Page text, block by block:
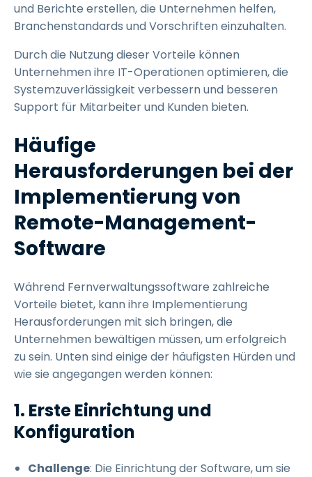
und Berichte erstellen, die Unternehmen helfen,
Branchenstandards und Vorschriften einzuhalten.
Durch die Nutzung dieser Vorteile können
Unternehmen ihre IT-Operationen optimieren, die
Systemzuverlässigkeit verbessern und besseren
Support für Mitarbeiter und Kunden bieten.
Häufige
Herausforderungen bei der
Implementierung von
Remote-Management-
Software
Während Fernverwaltungssoftware zahlreiche
Vorteile bietet, kann ihre Implementierung
Herausforderungen mit sich bringen, die
Unternehmen bewältigen müssen, um erfolgreich
zu sein. Unten sind einige der häufigsten Hürden und
wie sie angegangen werden können:
1. Erste Einrichtung und
Konfiguration
Challenge: Die Einrichtung der Software, um sie